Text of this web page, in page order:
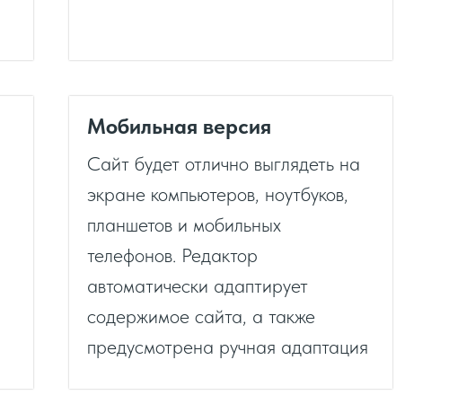
Мобильная версия
Сайт будет отлично выглядеть на
экране компьютеров, ноутбуков,
планшетов и мобильных
телефонов. Редактор
автоматически адаптирует
содержимое сайта, а также
предусмотрена ручная адаптация